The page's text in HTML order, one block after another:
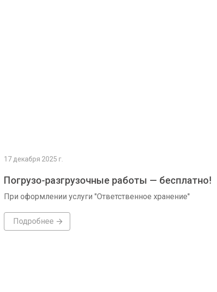
17 декабря 2025 г.
Погрузо-разгрузочные работы — бесплатно!
При оформлении услуги "Ответственное хранение"
Подробнее